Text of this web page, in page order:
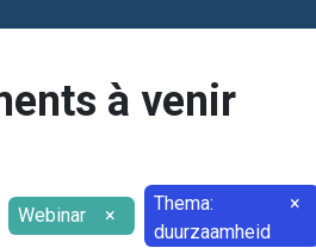
à venir
Webinar ×
Thema:
duurzaamheid
×